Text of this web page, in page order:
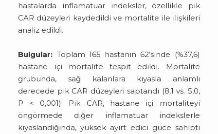
hastalarda inflamatuar indeksler, özellikle pik
CAR düzeyleri kaydedildi ve mortalite ile ilişkileri
analiz edildi.
Bulgular: Toplam 165 hastanın 62’sinde (%37,6)
hastane içi mortalite tespit edildi. Mortalite
grubunda, sağ kalanlara kıyasla anlamlı
derecede pik CAR düzeyleri saptandı (8,1 vs. 5,0,
P < 0,001). Pik CAR, hastane içi mortaliteyi
öngörmede diğer inflamatuar indekslerle
kıyaslandığında, yüksek ayırt edici güce sahipti